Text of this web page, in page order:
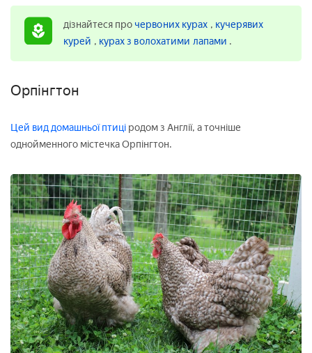
дізнайтеся про червоних курах , кучерявих
курей , курах з волохатими лапами .
Орпінгтон
Цей вид домашньої птиці родом з Англії, а точніше
однойменного містечка Орпінгтон.